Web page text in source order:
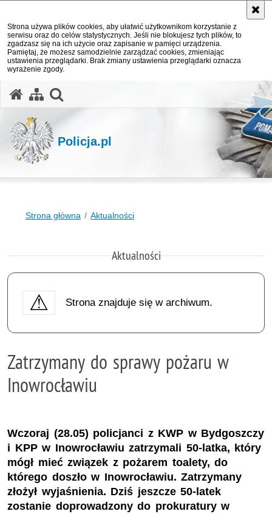
Strona używa plików cookies, aby ułatwić użytkownikom korzystanie z
serwisu oraz do celów statystycznych. Jeśli nie blokujesz tych plików, to
zgadzasz się na ich użycie oraz zapisanie w pamięci urządzenia.
Pamiętaj, że możesz samodzielnie zarządzać cookies, zmieniając
ustawienia przeglądarki. Brak zmiany ustawienia przeglądarki oznacza
wyrażenie zgody.
Policja.pl
Strona główna Aktualności
Aktualności
Strona znajduje się w archiwum.
Zatrzymany do sprawy pożaru w
Inowrocławiu
Wczoraj (28.05) policjanci z KWP w Bydgoszczy
i KPP w Inowrocławiu zatrzymali 50-latka, który
mógł mieć związek z pożarem toalety, do
którego doszło w Inowrocławiu. Zatrzymany
złożył wyjaśnienia. Dziś jeszcze 50-latek
zostanie doprowadzony do prokuratury w